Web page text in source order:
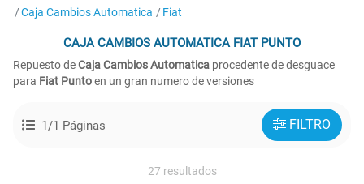
Caja Cambios Automatica
Fiat
CAJA CAMBIOS AUTOMATICAFIAT PUNTO
Repuesto deCaja Cambios Automatica procedente de desguace
para Fiat Puntoen un gran numero de versiones
1/1 Páginas FILTRO
27 resultados